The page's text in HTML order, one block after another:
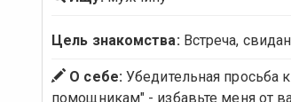
Цель знакомства: Встреча,
О себе:Убедительная просьба
помощникам" - избавьте меня от